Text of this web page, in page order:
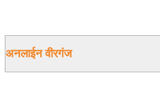
अनलाईन वीरगंज